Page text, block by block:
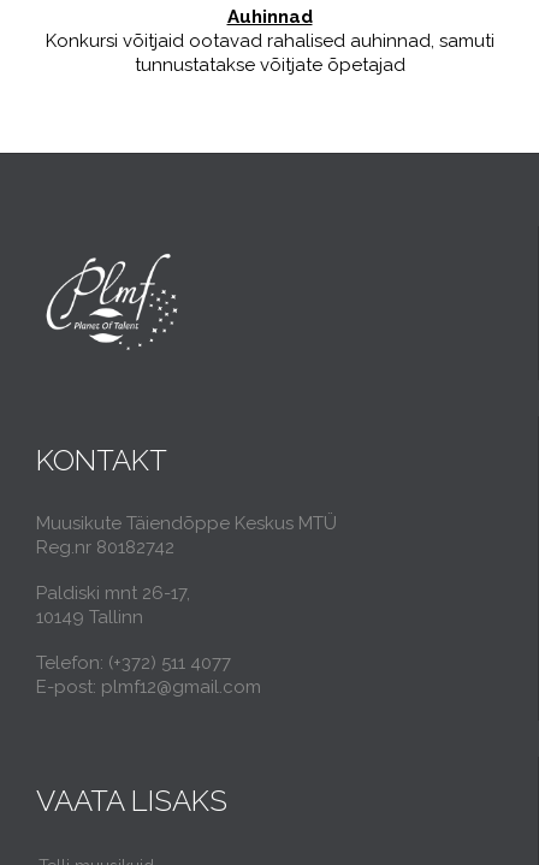
Auhinnad
Konkursi võitjaid ootavad rahalised auhinnad, samuti
tunnustatakse võitjate õpetajad
KONTAKT
Muusikute Täiendõppe Keskus MTÜ
Reg.nr 80182742
Paldiski mnt 26-17,
10149 Tallinn
Telefon: (+372) 511 4077
E-post: plmf12@gmail.com
VAATA LISAKS